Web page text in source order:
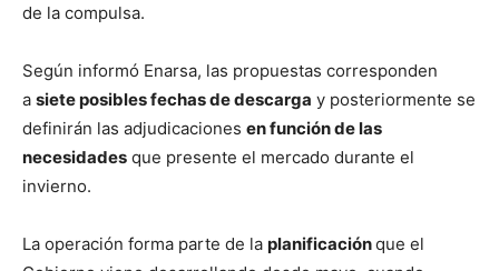
de la compulsa.
Según informó Enarsa, las propuestas corresponden
a siete posibles fechas de descarga y posteriormente se
definirán las adjudicaciones en función de las
necesidades que presente el mercado durante el
invierno.
La operación forma parte de la planificaciónque el